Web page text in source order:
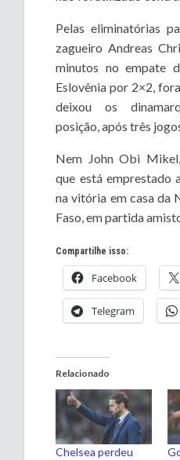
Pelas eliminatórias
zagueiro Andreas
minutos no empate
Eslovênia por 2×2,
deixou os
posição, após três
Nem John Obi
que está emprestado
na vitória em casa da
Faso, em partida
Compartilhe isso:
Facebook
Telegram
Relacionado
Chelsea perdeu